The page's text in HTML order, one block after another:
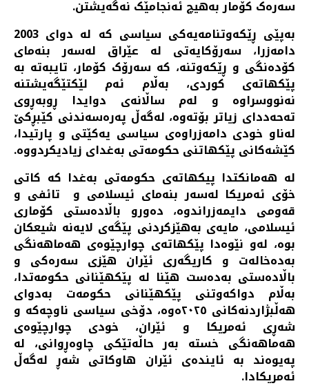
سەرەک کۆمار بەهیچ ئەنجامێک نەگەیشتن.
بەپێی ڕێکەوتنامەیەکی سیاسی کە لە دوای 2003
دامەزرا، سەرۆکایەتی لە عێراق لەسەر بنەمای
کۆدەنگی و ڕێکەوتنە، کە سەرۆک کۆمار، تایبەتە بە
پێکهاتەی کوردی، بەڵام ئەم لێکتێگەیشتنە
نەنووسراوە و لەم ساڵانەی دوایدا ڕوبەڕوی
تەحەددای زیاتر بۆتەوە، لەگەڵ پەرەسەندنی کێبڕکێ
لەناو خودی دامەزراوەی سیاسی یەکێتی و پارتیدا،
کێشەکانی پێکهاتنی حکومەتی بەغدای زیادیکردووە.
لە هەمانکتدا پیكهاتەی حکومەتی بەغدا کە کاتی
خۆی ئەمریکا لەسەر بنەمای ئیسلامی و تائفی و
قەومی دایمەزراندوە، دەورو باڵادەستی کۆماری
ئیسلامی، مایەی بەهێزکردنی پێگەی لایەنە شیعکان
بوە، لەو نێوەدا پێکهاتەی چوارچێوەی هەماهەنگی
بەدەخالەت و کاریگەری ئێران هێزی سەرەکی و
باڵادەستی بەدەست هێنا لە پێکهێنانی حکومەتدا،
بەڵام دواکەوتنی پێکهێنانی حکومەت بەدوای
هەڵبژاردنەکانی ٢٠٢٥ەوە، دۆخی سیاسی ناوچەکە و
شەڕی ئەمریکا و ئێران، خودی چوارچێوەی
هەماهەنگی خستە بەر حاڵەتێکی چاوەڕوانی، لە
پەیوەند بە ئایندەی ئێران هاوکاتی شەڕ لەگەڵ
ئەمریکادا.